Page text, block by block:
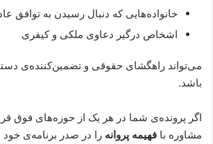
خانواده‌هایی که دنبال رسیدن به توافق
اشخاص درگیر دعاوی ملکی و کیفری
می‌تواند راهگشای حقوقی و تضمین‌کننده‌ی
باشد.
اگر پرونده‌ی شما در هر یک از حوزه‌های فوق
مشاوره با فهیمه پروانه را در صدر برنامه‌ی خود